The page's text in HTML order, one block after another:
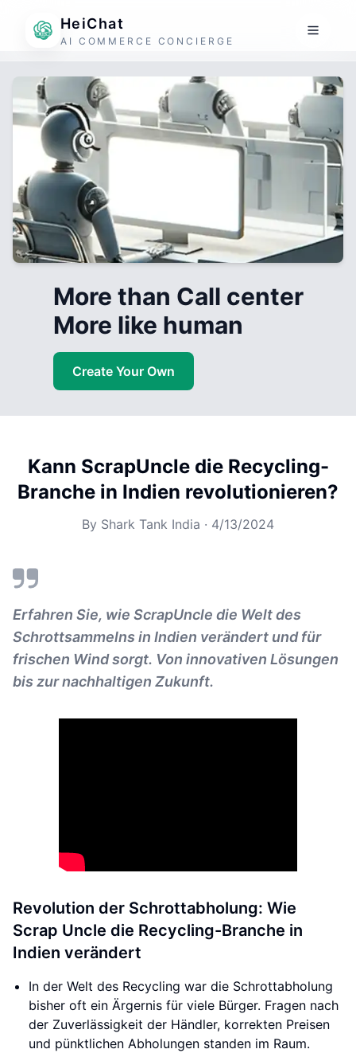
HeiChat
AI COMMERCE CONCIERGE
More than Call center
More like human
Create Your Own
Kann ScrapUncle die Recycling-
Branche in Indien revolutionieren?
By Shark Tank India · 4/13/2024
Erfahren Sie, wie ScrapUncle die Welt des
Schrottsammelns in Indien verändert und für
frischen Wind sorgt. Von innovativen Lösungen
bis zur nachhaltigen Zukunft.
Revolution der Schrottabholung: Wie
Scrap Uncle die Recycling-Branche in
Indien verändert
In der Welt des Recycling war die Schrottabholung
bisher oft ein Ärgernis für viele Bürger. Fragen nach
der Zuverlässigkeit der Händler, korrekten Preisen
und pünktlichen Abholungen standen im Raum.